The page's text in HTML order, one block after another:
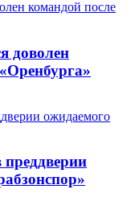
доволен